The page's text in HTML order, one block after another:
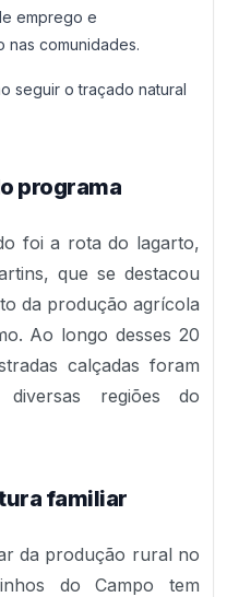
emprego e
nas comunidades.
seguir o traçado natural
programa
foi a rota do lagarto,
que se destacou
da produção agrícola
Ao longo desses 20
calçadas foram
diversas regiões do
familiar
da produção rural no
do Campo tem